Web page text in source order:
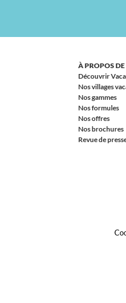
À PROPOS
Découvrir
Nos villages
Nos gammes
Nos formules
Nos offres
Nos brochures
Revue de